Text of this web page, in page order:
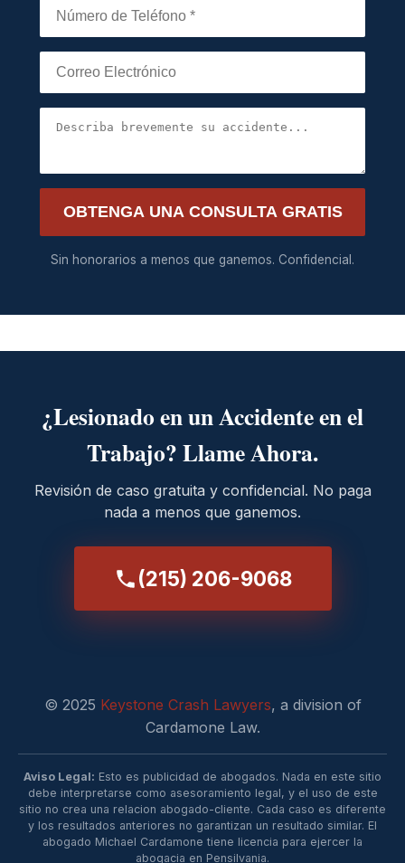
OBTENGA UNA CONSULTA GRATIS
Sin honorarios a menos que ganemos. Confidencial.
¿Lesionado en un Accidente en el
Trabajo? Llame Ahora.
Revisión de caso gratuita y confidencial. No paga
nada a menos que ganemos.
(215) 206-9068
© 2025 Keystone Crash Lawyers, a division of
Cardamone Law.
Aviso Legal: Esto es publicidad de abogados. Nada en este sitio
debe interpretarse como asesoramiento legal, y el uso de este
sitio no crea una relacion abogado-cliente. Cada caso es diferente
y los resultados anteriores no garantizan un resultado similar. El
abogado Michael Cardamone tiene licencia para ejercer la
abogacia en Pensilvania.